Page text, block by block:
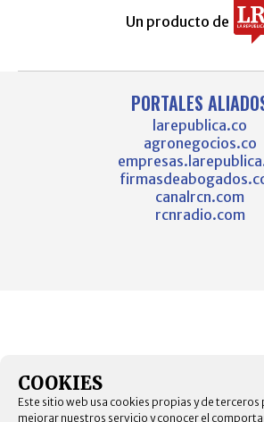
Un producto de
PORTALES
larepublica.co
agronegocios.co
canalrcn.com
rcnradio.com
COOKIES
Este sitio web usa cookies propias y de
mejorar nuestros servicio y conocer el